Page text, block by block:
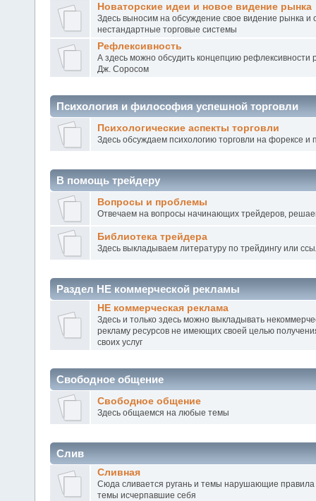
Новаторские идеи и новое видение рынка
Здесь выносим на обсуждение свое видение рынка и
нестандартные торговые системы
Рефлексивность
А здесь можно обсудить концепцию рефлексивности
Дж. Соросом
Психология и философия успешной торговли
Психологические аспекты торговли
Здесь обсуждаем психологию торговли на форексе и
В помощь трейдеру
Вопросы и проблемы
Отвечаем на вопросы начинающих трейдеров,
Библиотека трейдера
Здесь выкладываем литературу по трейдингу или
Раздел НЕ коммерческой рекламы
НЕ коммерческая реклама
Здесь и только здесь можно выкладывать
рекламу ресурсов не имеющих своей целью
своих услуг
Свободное общение
Свободное общение
Здесь общаемся на любые темы
Слив
Сливная
Сюда сливается ругань и темы нарушающие
темы исчерпавшие себя